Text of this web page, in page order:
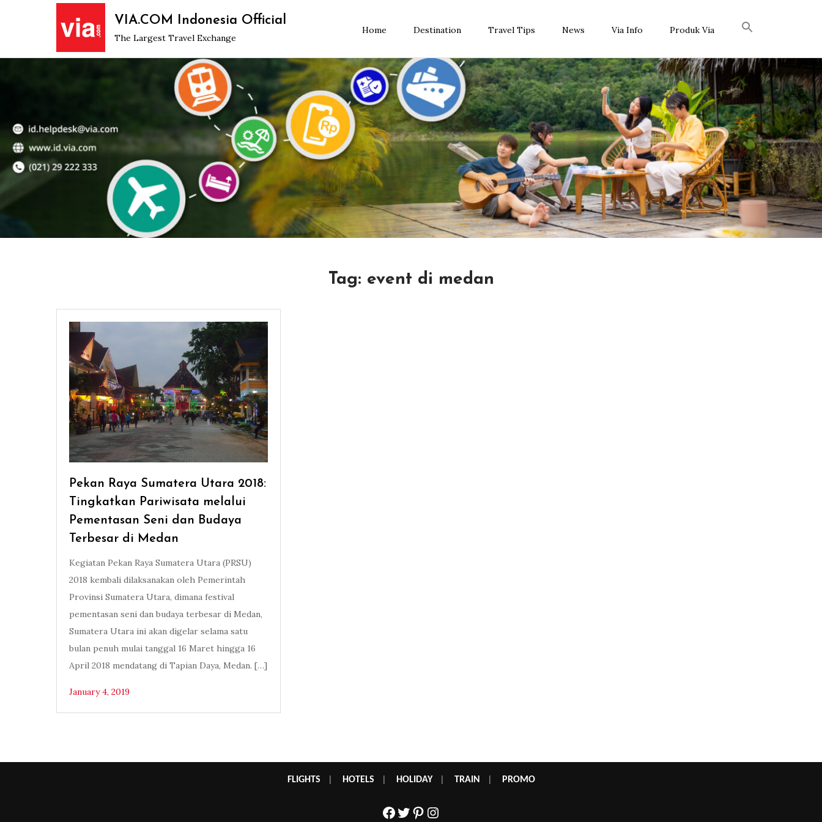
VIA.COM Indonesia Official
The Largest Travel Exchange
Home Destination Travel Tips News Via Info Produk Via
Tag: event di medan
Pekan Raya Sumatera Utara 2018:
Tingkatkan Pariwisata melalui
Pementasan Seni dan Budaya
Terbesar di Medan
Kegiatan Pekan Raya Sumatera Utara (PRSU)
2018 kembali dilaksanakan oleh Pemerintah
Provinsi Sumatera Utara, dimana festival
pementasan seni dan budaya terbesar di Medan,
Sumatera Utara ini akan digelar selama satu
bulan penuh mulai tanggal 16 Maret hingga 16
April 2018 mendatang di Tapian Daya, Medan. […]
January 4, 2019
FLIGHTS HOTELS HOLIDAY| TRAIN PROMO
Facebook
Twitter
Pinterest
Instagram